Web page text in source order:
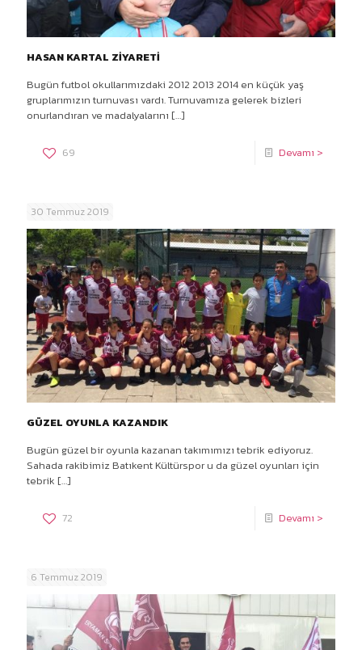
HASAN KARTAL ZİYARETİ
Bugün futbol okullarımızdaki 2012 2013 2014 en küçük yaş
gruplarımızın turnuvası vardı. Turnuvamıza gelerek bizleri
onurlandıran ve madalyalarını […]
69 Devamı >
30 Temmuz 2019
GÜZEL OYUNLA KAZANDIK
Bugün güzel bir oyunla kazanan takımımızı tebrik ediyoruz.
Sahada rakibimiz Batıkent Kültürspor u da güzel oyunları için
tebrik […]
72 Devamı >
6 Temmuz 2019